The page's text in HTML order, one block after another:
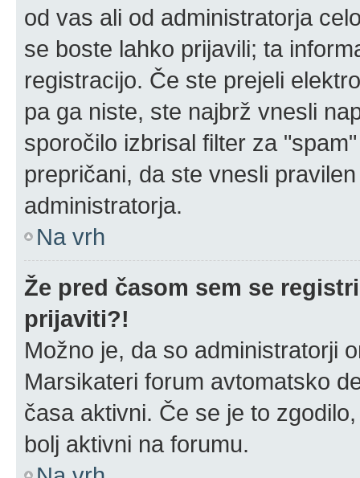
od vas ali od administratorja
se boste lahko prijavili; ta
registracijo. Če ste prejeli
pa ga niste, ste najbrž vnesli
sporočilo izbrisal filter za
prepričani, da ste vnesli
administratorja.
Na vrh
Že pred časom sem se
prijaviti?!
Možno je, da so administratorji
Marsikateri forum avtomatsko
časa aktivni. Če se je to
bolj aktivni na forumu.